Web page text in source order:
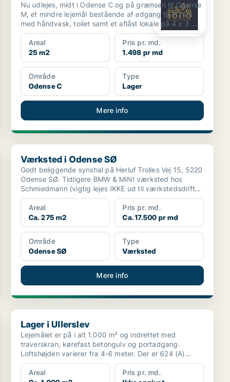
Nu udlejes, midt i Odense C og på grænsen til Odense
M, et mindre lejemål bestående af adgang til et rum
med håndvask, toilet samt et aflåst lokale på 4 x 3 ...
Areal
25 m2
Pris pr. md.
1.498 pr md
Område
Odense C
Type
Lager
Mere info
Værksted i Odense SØ
Værksted i Odense SØ
Godt beliggende synshal på Herluf Trolles Vej 15, 5220
Odense SØ. Tidligere BMW & MINI værksted hos
Schmiedmann (vigtig lejes IKKE ud til værkstedsdrift
kun ...
Areal
Ca. 275 m2
Pris pr. md.
Ca. 17.500 pr md
Område
Odense SØ
Type
Værksted
Mere info
Lager i Ullerslev
Lager i Ullerslev
Lejemålet er på i alt 1.000 m² og indrettet med
traverskran, kørefast betongulv og portadgang.
Loftshøjden varierer fra 4-6 meter. Der er 624 (A)
tilgængelig...
Areal
Pris pr. md.